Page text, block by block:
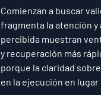
Comienzan a buscar
fragmenta la atención
percibida muestran
y recuperación más
porque la claridad
en la ejecución en